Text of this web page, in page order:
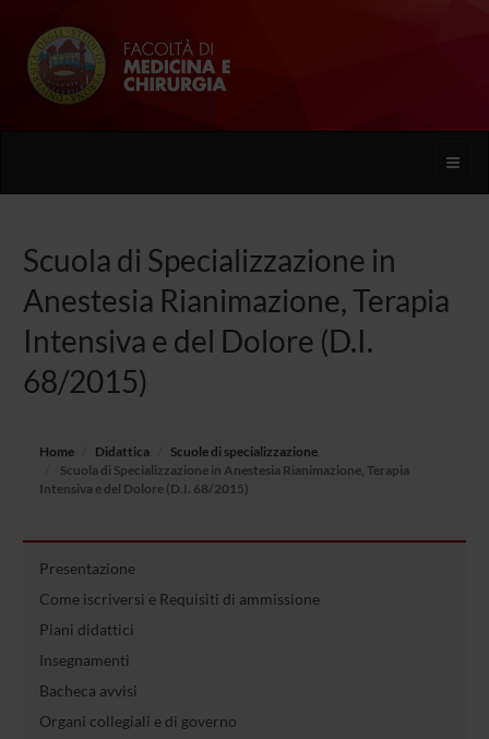
Toggle
Scuola di Specializzazione in
Anestesia Rianimazione, Terapia
Intensiva e del Dolore (D.I.
68/2015)
Home Didattica
Scuole di specializzazione
Scuola di Specializzazione in Anestesia Rianimazione, Terapia
Intensiva e del Dolore (D.I. 68/2015)
Presentazione
Come iscriversi e Requisiti di ammissione
Piani didattici
Insegnamenti
Bacheca avvisi
Organi collegiali e di governo